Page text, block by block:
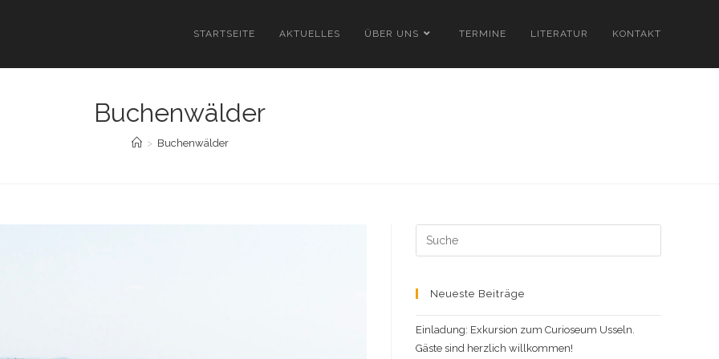
STARTSEITE AKTUELLES ÜBER UNS TERMINE LITERATUR KONTAKT
Buchenwälder
> Buchenwälder
Search
this
Neueste Beiträge
Einladung: Exkursion zum Curioseum Usseln.
Gäste sind herzlich willkommen!